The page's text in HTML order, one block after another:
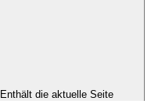
Enthält die aktuelle Seite